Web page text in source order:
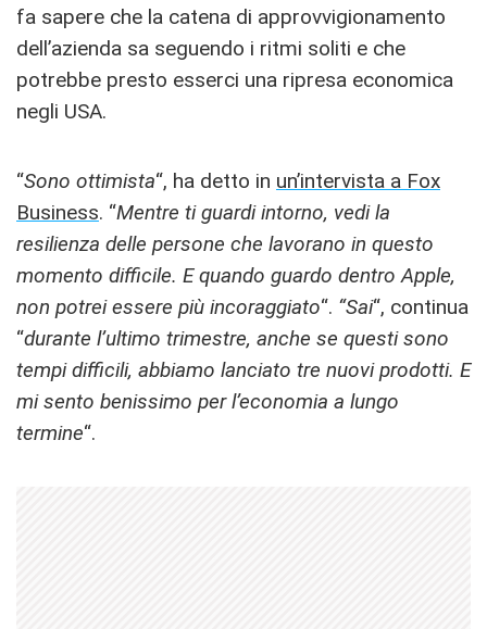
fa sapere che la catena di approvvigionamento
dell’azienda sa seguendo i ritmi soliti e che
potrebbe presto esserci una ripresa economica
negli USA.
“Sono ottimista“, ha detto in un’intervista a Fox
Business. “Mentre ti guardi intorno, vedi la
resilienza delle persone che lavorano in questo
momento difficile. E quando guardo dentro Apple,
non potrei essere più incoraggiato“. “Sai“, continua
“durante l’ultimo trimestre, anche se questi sono
tempi difficili, abbiamo lanciato tre nuovi prodotti. E
mi sento benissimo per l’economia a lungo
termine“.